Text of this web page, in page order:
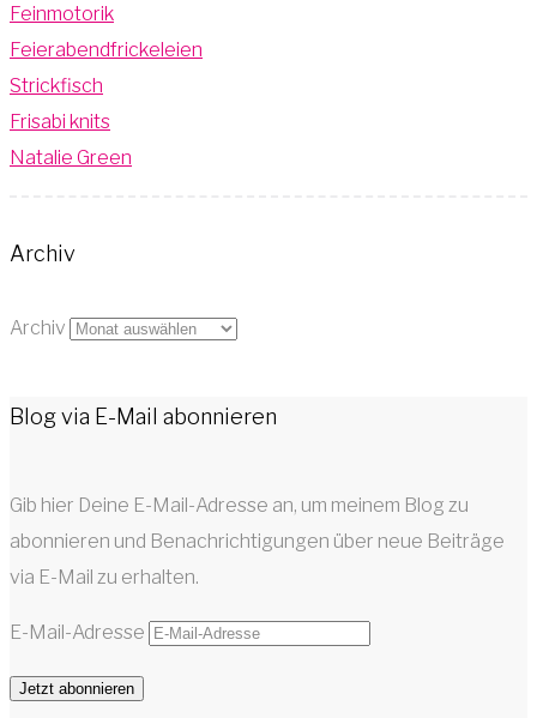
Feinmotorik
Feierabendfrickeleien
Strickfisch
Frisabi knits
Natalie Green
Archiv
Archiv
Blog via E-Mail abonnieren
Gib hier Deine E-Mail-Adresse an, um meinem Blog zu
abonnieren und Benachrichtigungen über neue Beiträge
via E-Mail zu erhalten.
E-Mail-Adresse
Jetzt abonnieren